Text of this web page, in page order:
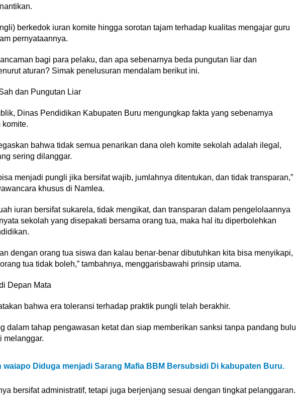
berkedok iuran komite hingga sorotan tajam terhadap kualitas mengajar guru
pernyataannya.
bagi para pelaku, dan apa sebenarnya beda pungutan liar dan
aturan? Simak penelusuran mendalam berikut ini.
dan Pungutan Liar
Dinas Pendidikan Kabupaten Buru mengungkap fakta yang sebenarnya
komite.
bahwa tidak semua penarikan dana oleh komite sekolah adalah ilegal,
sering dilanggar.
menjadi pungli jika bersifat wajib, jumlahnya ditentukan, dan tidak transparan,”
khusus di Namlea.
iuran bersifat sukarela, tidak mengikat, dan transparan dalam pengelolaannya
sekolah yang disepakati bersama orang tua, maka hal itu diperbolehkan
dengan orang tua siswa dan kalau benar-benar dibutuhkan kita bisa menyikapi,
tua tidak boleh,” tambahnya, menggarisbawahi prinsip utama.
Depan Mata
bahwa era toleransi terhadap praktik pungli telah berakhir.
dalam tahap pengawasan ketat dan siap memberikan sanksi tanpa pandang bulu
melanggar.
waiapo Diduga menjadi Sarang Mafia BBM Bersubsidi Di kabupaten Buru.
bersifat administratif, tetapi juga berjenjang sesuai dengan tingkat pelanggaran.